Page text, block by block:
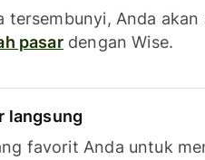
tersembunyi, Anda
pasardengan Wise.
langsung
favorit Anda untuk